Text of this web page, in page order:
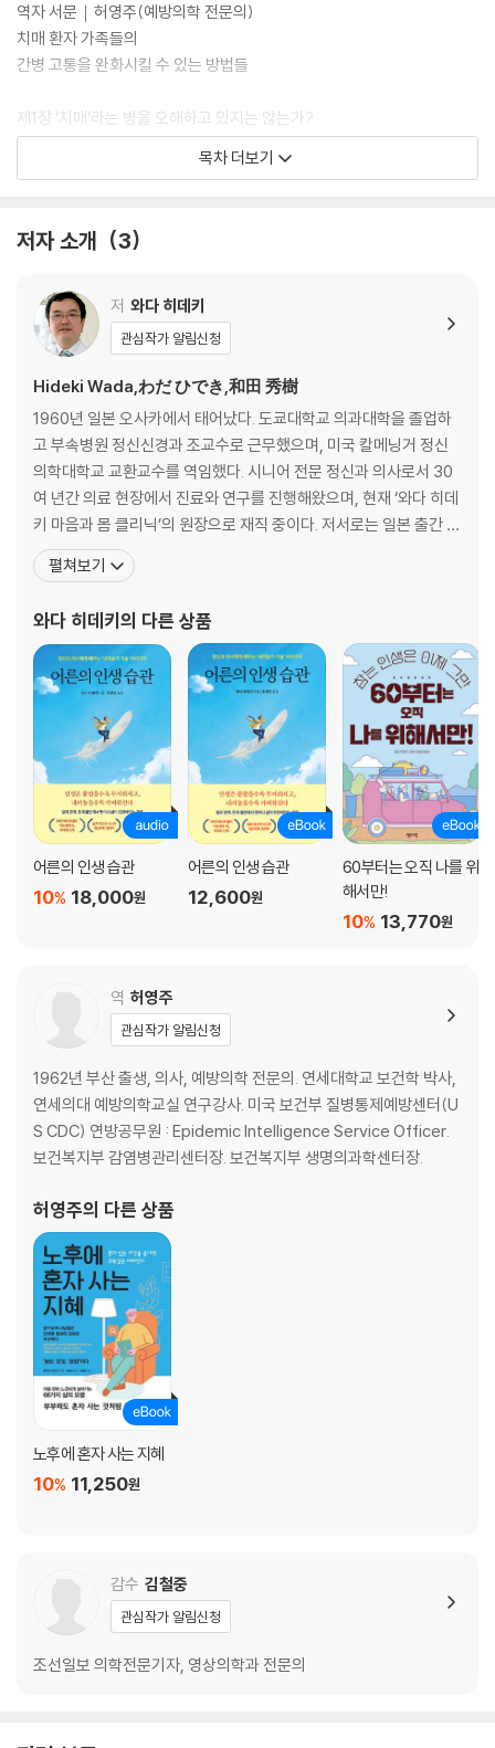
울증’에 관한 지식(증상 치료법, 예방법 등)을 소개하고 있다. 앞서 출간된
책이 몸과 뇌 전체적인 건강 수명을 연장하는 것에 관한 내용이었다면, 이
책은 ‘뇌’를 주제로 건강 수명을 늘릴 수 있는 지식을 소개하고 있다고 저자
는 말한다.
역자 서문｜허영주(예방의학 전문의)
치매 환자 가족들의
간병 고통을 완화시킬 수 있는 방법들
제1장 ‘치매’라는 병을 오해하고 있지는 않는가?
- 이제 끝났다는 불안과 두려움을 없애자
우선 치매에 대한 ‘오해’부터 풀어보자
치매가 되면 “아무것도 할 수 없게 된다”라는 것은 아니다
건망증은 ‘좋은 건망증’과 ‘나쁜 건망증’이 있다
치매가 의심되어 의사에게 가면 어떻게 될까?
가족들은 환자의 행동 기록을 적어두자
치매 초기에 길을 잃기 쉽다
배회 중 교통사고는 의외로 적다
가족을 못 알아보고 결국 마지막 순간
치매의 60%를 차지하는 알츠하이머병이란?
알츠하이머병 이외의 세 가지 치매 유형
- 자식까지 쓰러지는 건 피해야 한다
- ‘아무것도 할 것 없다’
혼자 사는 노친을 불러들여서는 안 된다
치매 진단받았다고 집수리하는 것은 다시 생각해 볼 문제다
치매 진행을 가속화하는 세 가지 ‘생활 습관’
치매 진단을 받아도 “변함없이, 그만두지 않고, 그리고 계속하는 것”이 중
요하다
‘가기 싫어하는 부모’를 병원에 데려가기
병원에 가기 싫어하는 부모를 설득하는 ‘좋은 대화법’
치매는 서서히 진행하니 너무 힘들게 간병하지 않아도 된다
단기 기억 그러고 나서 장기 기억을 잊어버린다
가족에게 걱정을 끼치는 ‘문제 행동’을 줄이기 위한 기초적 지식
개호 프로그램이 ‘친절’한 것은 그래야 개호(간병)를 즐겁게 할 수 있기 때
부모, 자식 모두 불행해지지 않기 위한 ‘대화 방법’
· ‘도둑맞았다’고 말하기 시작할 때 무슨 말을 해야 하나?
· 집에 있으면서 “집에 가겠다”고 말하기 시작할 때는?
· 배설 문제를 일으키면서도 기저귀를 하지 않으려 할 때는?
· 금방 식사했는데 “아직 안 먹었어”라고 할 때는?
· 같은 것만 계속 사올 때는?
· 영문을 알 수 없는 말을 고집스럽게 말하기 시작할 때는?
· 목욕하기 싫어할 때는?
· 낮과 밤 구별이 안되고, 한밤중에 깨서 나올 때는?
· 데이 서비스에 가지 않으려 할 때는?
· ‘죽고 싶다’가 입버릇이 되었을 때는?
말기 치매 환자는 어떤 세계를 보고 있을까?
제3장 치매보다도 두려운 것은 노인성 우울증
- ‘마음의 암’으로부터 소중한 생명을 지키기 위해서는
노인성 우울증을 둘러싼 저자의 가슴 아픈 일화와 교훈
‘힘드시죠’ - 공감해 주는 말이 곧 “약”
스트레스가 세로토닌을 감소시킨다
불면증과 음주는 우울증을 가속화시킨다
우울증은 약으로 ‘여기까지’ 치료 가능하다
목차 더보기
저자 소개 3
저 와다 히데키
관심작가 알림신청
Hideki Wada,わだ ひでき,和田 秀樹
1960년 일본 오사카에서 태어났다. 도쿄대학교 의과대학을 졸업하
고 부속병원 정신신경과 조교수로 근무했으며, 미국 칼메닝거 정신
의학대학교 교환교수를 역임했다. 시니어 전문 정신과 의사로서 30
여 년간 의료 현장에서 진료와 연구를 진행해왔으며, 현재 ‘와다 히데
키 마음과 몸 클리닉’의 원장으로 재직 중이다. 저서로는 일본 출간 직
후 50만 부 이상 판매된 베스트셀러 『80세의 벽』, 누적 판매 60만
부를 돌파한 『어제의 기분으로 오늘을 살지 마라』를 비롯해 『50부터
서만!』 『아들러와 프로이트의 대결』
펼쳐보기
와다 히데키 의 다른 상품
어른의 인생 습관
18,000원
10%
어른의 인생 습관
12,600원
60부터는 오직 나를 위
해서만!
13,770원
10%
역 허영주
관심작가 알림신청
1962년 부산 출생, 의사, 예방의학 전문의. 연세대학교 보건학 박사,
연세의대 예방의학교실 연구강사. 미국 보건부 질병통제예방센터(U
S CDC) 연방공무원 : Epidemic Intelligence Service Officer.
보건복지부 감염병관리센터장. 보건복지부 생명의과학센터장.
허영주의 다른 상품
노후에 혼자 사는 지혜
11,250원
10%
감수 김철중
관심작가 알림신청
조선일보 의학전문기자, 영상의학과 전문의